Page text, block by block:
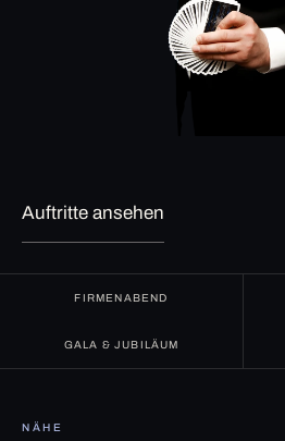
Auftritte ansehen
FIRMENABEND
GALA & JUBILÄUM
NÄHE